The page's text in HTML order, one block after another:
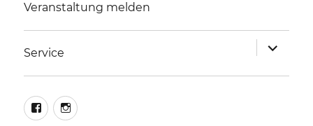
Veranstaltung melden
Service
anzeigen
facebookinstagram